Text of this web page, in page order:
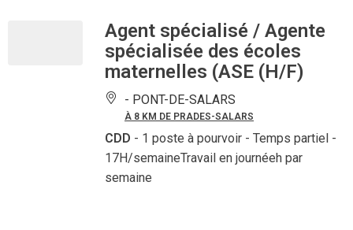
Agent spécialisé / Agente
spécialisée des écoles
maternelles (ASE (H/F)
- PONT-DE-SALARS
À 8 KM DE PRADES-SALARS
CDD - 1 poste à pourvoir - Temps partiel -
17H/semaineTravail en journéeh par
semaine